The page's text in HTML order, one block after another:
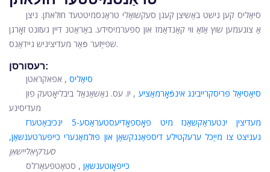
סיאַליס קען נישט באַשיצן קעגן סעקשואַלי טראַנסמיטטעד חולאתן. ניצן
אַ צונעמען שוץ אַזאַ ווי קאַנדאַמז און ספּערמיסידע. באַראַטנ דיין געזונט זאָרגן
שפּייַזער פֿאַר מעדיציניש גיידאַנס.
רעסורסן:
סיאַליס , אפאקראטן
סיאַסיאַל פּריסקרייבינג אינפֿאָרמאַציע , יו. עס. נאַשאַנאַל ביבליאָטעק פון
מעדיסינע
מעדיצין ינטעראַקשאַנז מיט פאָספאָדיעסטעראַסע-5 ינכיבאַטערז
געניצט צו מייַכל ערעקטילע דיספאַנגקשאַן און פּולמאַנערי כייפּערטענשאַן,
סערקיאַליישאַן
כייפּאָוטענשאַן , סטאַטפּעאַרלס